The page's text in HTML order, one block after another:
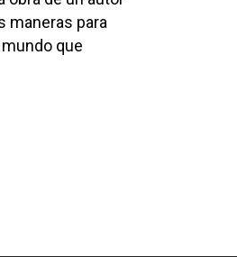
maneras para
que